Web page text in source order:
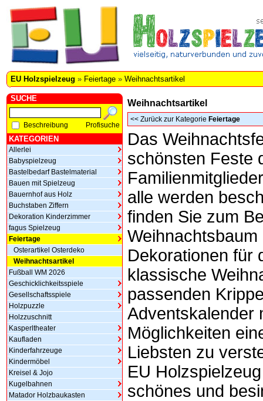
EU Holzspielzeug » Feiertage » Weihnachtsartikel
SUCHE
Beschreibung Profisuche
KATEGORIEN
Allerlei
Babyspielzeug
Bastelbedarf Bastelmaterial
Bauen mit Spielzeug
Bauernhof aus Holz
Buchstaben Ziffern
Dekoration Kinderzimmer
fagus Spielzeug
Feiertage
Osterartikel Osterdeko
Weihnachtsartikel
Fußball WM 2026
Geschicklichkeitsspiele
Gesellschaftsspiele
Holzpuzzle
Holzzuschnitt
Kasperltheater
Kaufladen
Kinderfahrzeuge
Kindermöbel
Kreisel & Jojo
Kugelbahnen
Matador Holzbaukasten
Weihnachtsartikel
<< Zurück zur Kategorie Feiertage
Das
schönsten Feste
alle werden
finden Sie zum
Dekorationen für
klassische
passenden
Adventskalender
Möglichkeiten
Liebsten zu
EU
schönes und